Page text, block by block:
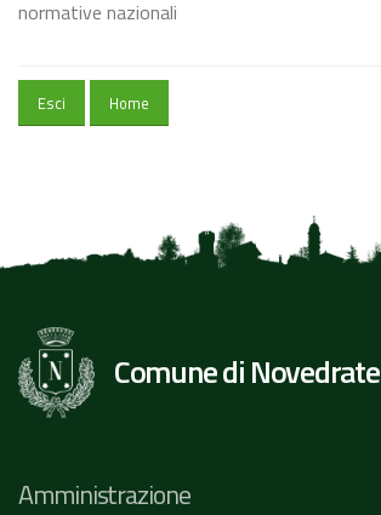
normative nazionali
Esci Home
Comune di Novedrate
Amministrazione